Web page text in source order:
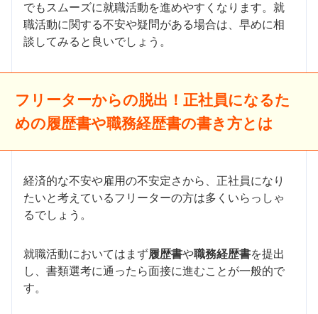
でもスムーズに就職活動を進めやすくなります。就
職活動に関する不安や疑問がある場合は、早めに相
談してみると良いでしょう。
フリーターからの脱出！正社員になるた
めの履歴書や職務経歴書の書き方とは
経済的な不安や雇用の不安定さから、正社員になり
たいと考えているフリーターの方は多くいらっしゃ
るでしょう。
就職活動においてはまず履歴書や職務経歴書を提出
し、書類選考に通ったら面接に進むことが一般的で
す。